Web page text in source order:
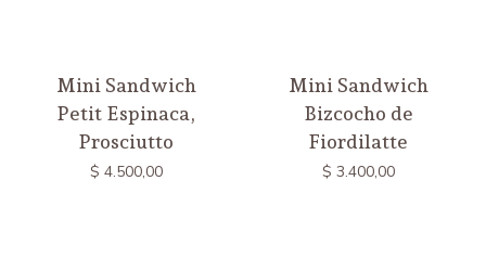
Mini Sandwich
Petit Espinaca,
Prosciutto
$ 4.500,00
Mini Sandwich
Bizcocho de
Fiordilatte
$ 3.400,00